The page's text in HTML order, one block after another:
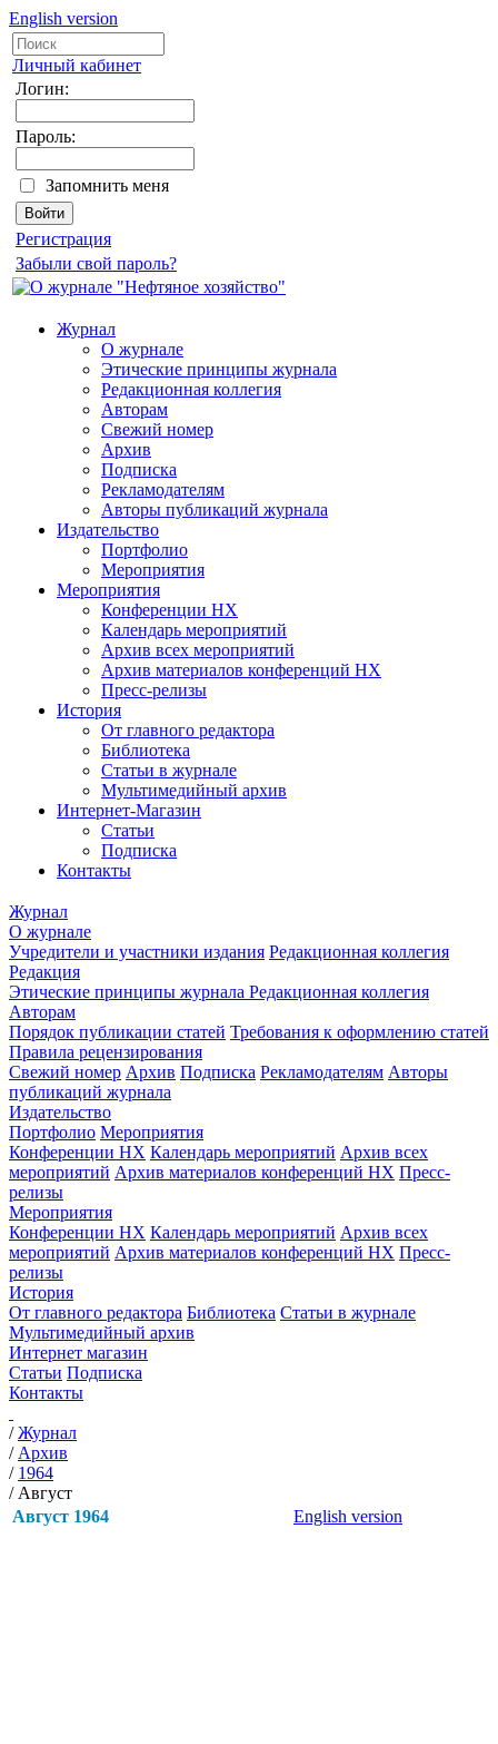
English version
Личный кабинет
Логин:
Пароль:
Запомнить меня
Регистрация
Забыли свой пароль?
Журнал
О журнале
Этические принципы журнала
Редакционная коллегия
Авторам
Свежий номер
Архив
Подписка
Рекламодателям
Авторы публикаций журнала
Издательство
Портфолио
Мероприятия
Мероприятия
Конференции НХ
Календарь мероприятий
Архив всех мероприятий
Архив материалов конференций НХ
Пресс-релизы
История
От главного редактора
Библиотека
Статьи в журнале
Мультимедийный архив
Интернет-Магазин
Статьи
Подписка
Контакты
Журнал
О журнале
Учредители и участники издания Редакционная коллегия
Редакция
Этические принципы журнала Редакционная коллегия
Авторам
Порядок публикации статей Требования к оформлению статей
Правила рецензирования
Свежий номер Архив Подписка Рекламодателям Авторы
публикаций журнала
Издательство
Портфолио Мероприятия
Конференции НХ Календарь мероприятий Архив всех
мероприятий Архив материалов конференций НХ Пресс-
релизы
Мероприятия
Конференции НХ Календарь мероприятий Архив всех
мероприятий Архив материалов конференций НХ Пресс-
релизы
История
От главного редактора Библиотека Статьи в журнале
Мультимедийный архив
Интернет магазин
Статьи Подписка
Контакты
/Журнал
/ Архив
/ 1964
/ Август
Август 1964
English version